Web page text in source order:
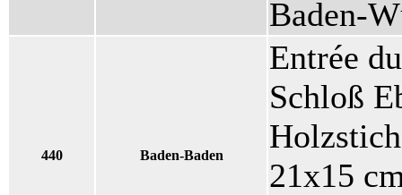
Baden-
440 Baden-Baden
Entrée
Schloß
21x15